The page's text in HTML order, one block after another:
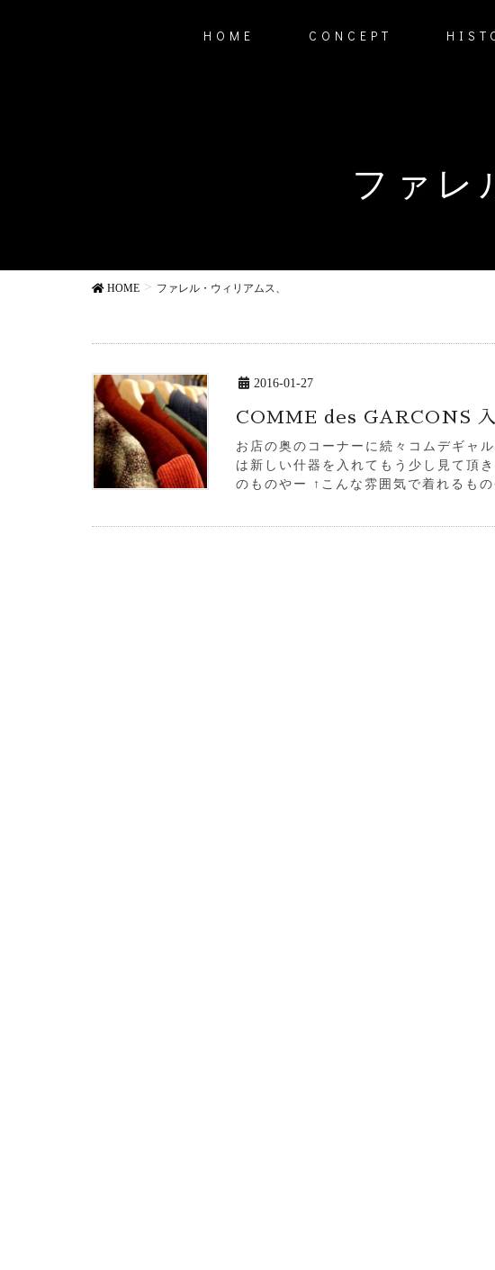
HOME CONCEPT
ファレ
HOME ファレル・ウィリアムス、
2016-01-27
COMME des GARCONS 入
お店の奥のコーナーに続々コムデギャ
は新しい什器を入れてもう少し見て頂
のものやー ↑こんな雰囲気で着れるも